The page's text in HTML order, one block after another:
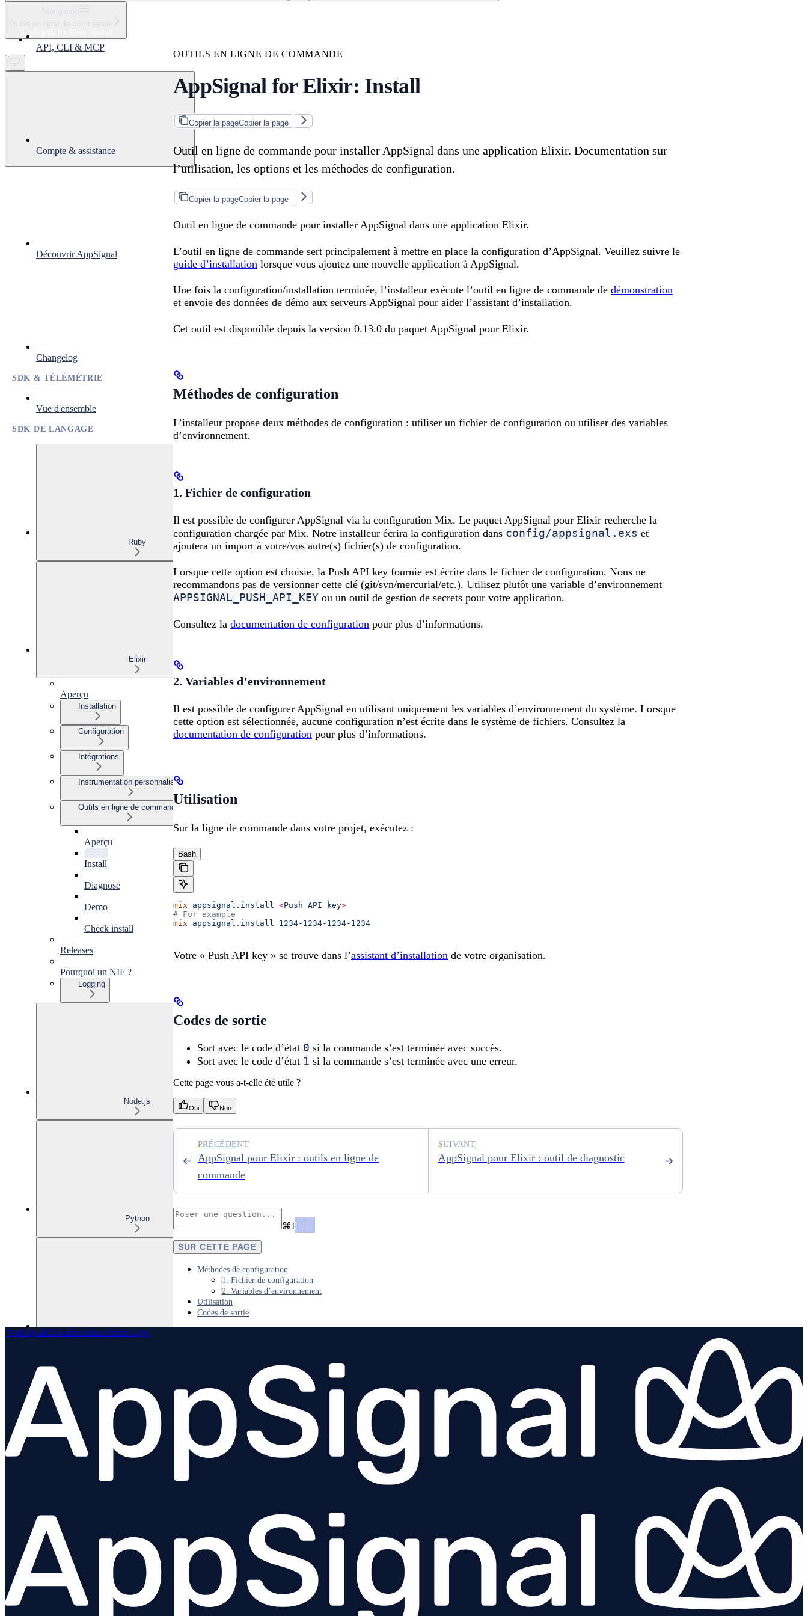
Get started
API, CLI & MCP
Compte & assistance
Découvrir AppSignal
Changelog
SDK & TÉLÉMÉTRIE
Vue d'ensemble
SDK DE LANGAGE
Ruby
Elixir
Aperçu
Installation
Configuration
Intégrations
Instrumentation personnalisée
Outils en ligne de commande
Aperçu
Install
Diagnose
Demo
Check install
Releases
Pourquoi un NIF ?
Logging
Node.js
Python
PHP
JavaScript (navigateur)
OUTILS EN LIGNE DE COMMANDE
AppSignal for Elixir: Install
Copier la pageCopier la page
Outil en ligne de commande pour installer AppSignal dans une application Elixir. Documentation sur
l’utilisation, les options et les méthodes de configuration.
Copier la pageCopier la page
Outil en ligne de commande pour installer AppSignal dans une application Elixir.
L’outil en ligne de commande sert principalement à mettre en place la configuration d’AppSignal. Veuillez suivre le
guide d’installation lorsque vous ajoutez une nouvelle application à AppSignal.
Une fois la configuration/installation terminée, l’installeur exécute l’outil en ligne de commande de démonstration
et envoie des données de démo aux serveurs AppSignal pour aider l’assistant d’installation.
Cet outil est disponible depuis la version 0.13.0 du paquet AppSignal pour Elixir.
Méthodes de configuration
L’installeur propose deux méthodes de configuration : utiliser un fichier de configuration ou utiliser des variables
d’environnement.
1. Fichier de configuration
Il est possible de configurer AppSignal via la configuration Mix. Le paquet AppSignal pour Elixir recherche la
configuration chargée par Mix. Notre installeur écrira la configuration dans config/appsignal.exs et
ajoutera un import à votre/vos autre(s) fichier(s) de configuration.
Lorsque cette option est choisie, la Push API key fournie est écrite dans le fichier de configuration. Nous ne
recommandons pas de versionner cette clé (git/svn/mercurial/etc.). Utilisez plutôt une variable d’environnement
APPSIGNAL_PUSH_API_KEY ou un outil de gestion de secrets pour votre application.
Consultez la documentation de configuration pour plus d’informations.
2. Variables d’environnement
Il est possible de configurer AppSignal en utilisant uniquement les variables d’environnement du système. Lorsque
cette option est sélectionnée, aucune configuration n’est écrite dans le système de fichiers. Consultez la
documentation de configuration pour plus d’informations.
Utilisation
Sur la ligne de commande dans votre projet, exécutez :
Bash
mix appsignal.install <Push API key>
# For example
mix appsignal.install 1234-1234-1234-1234
Votre « Push API key » se trouve dans l’assistant d’installation de votre organisation.
Codes de sortie
Sort avec le code d’état 0 si la commande s’est terminée avec succès.
Sort avec le code d’état 1 si la commande s’est terminée avec une erreur.
Cette page vous a-t-elle été utile ?
Oui Non
AppSignal pour Elixir : outils en ligne de
commande
PRÉCÉDENT
AppSignal pour Elixir : outil de diagnostic
SUIVANT
⌘I
SUR CETTE PAGE
Méthodes de configuration
1. Fichier de configuration
2. Variables d’environnement
Utilisation
Codes de sortie
AppSignal Documentation home page